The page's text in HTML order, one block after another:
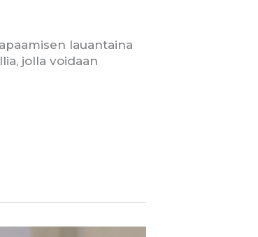
lauantaina
jolla voidaan